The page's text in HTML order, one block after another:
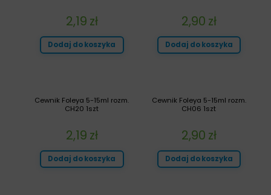
2,90 zł
Dodaj do koszyka
2,19 zł
Dodaj do koszyka
Cewnik Foleya 5-15ml rozm.
CH06 1szt
2,90 zł
Dodaj do koszyka
Cewnik Foleya 5-15ml rozm.
CH20 1szt
2,19 zł
Dodaj do koszyka